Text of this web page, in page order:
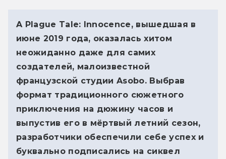
A Plague Tale: Innocence, вышедшая в
июне 2019 года, оказалась хитом
неожиданно даже для самих
создателей, малоизвестной
французской студии Asobo. Выбрав
формат традиционного сюжетного
приключения на дюжину часов и
выпустив его в мёртвый летний сезон,
разработчики обеспечили себе успех и
буквально подписались на сиквел